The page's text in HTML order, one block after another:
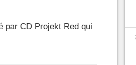
par CD Projekt Red qui